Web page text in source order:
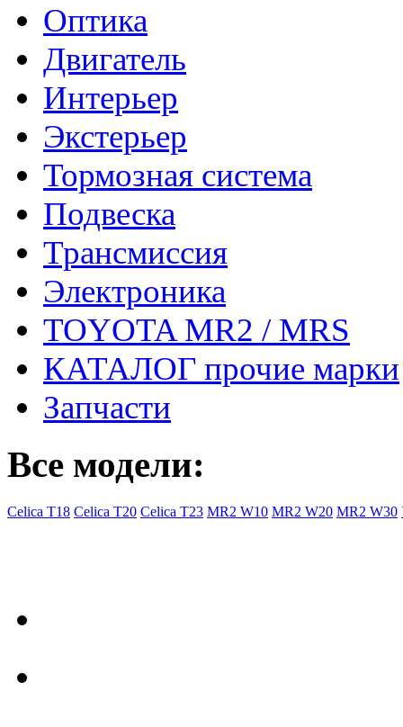
Оптика
Двигатель
Интерьер
Экстерьер
Тормозная система
Подвеска
Трансмиссия
Электроника
TOYOTA MR2 / MRS
КАТАЛОГ прочие марки
Запчасти
Все модели:
Celica T18 Celica T20 Celica T23 MR2 W10 MR2 W20 MR2 W30